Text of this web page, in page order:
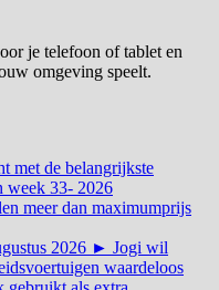
je telefoon of tablet en
omgeving speelt.
met de belangrijkste
week 33- 2026
meer dan maximumprijs
2026 ► Jogi wil
waardeloos